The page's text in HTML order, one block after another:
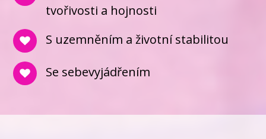
tvořivosti a hojnosti
S uzemněním a životní stabilitou
Se sebevyjádřením